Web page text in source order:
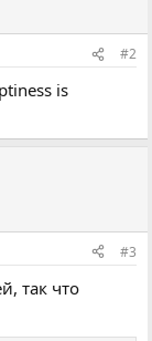
#2
is
#3
так что